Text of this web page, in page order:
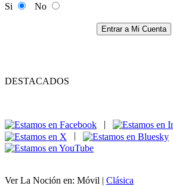
Si
No
Entrar a Mi Cuenta
DESTACADOS
|
|
Ver La Noción en: Móvil | Clásica